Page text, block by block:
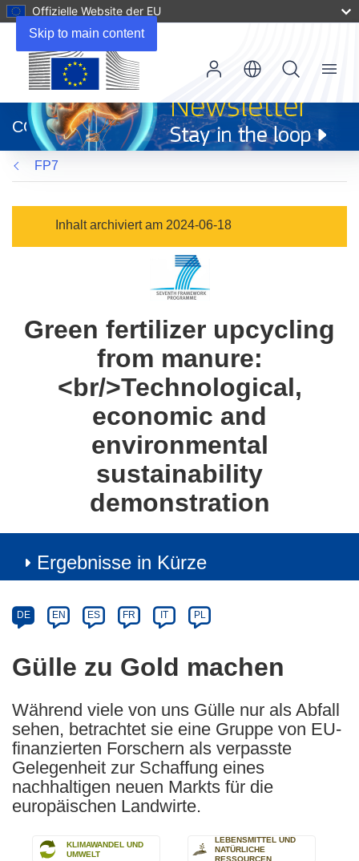
Skip to main content
Offizielle Website der EU
neuem
Fenster)
CORDIS
Menu
FP7
Inhalt archiviert am 2024-06-18
Green fertilizer upcycling
from manure:
<br/>Technological,
economic and
environmental
sustainability
demonstration
Ergebnisse in Kürze
Category
Article
available
the
languages:
DE EN ES FR IT PL
Gülle zu Gold machen
Während viele von uns Gülle nur als Abfall
sehen, betrachtet sie eine Gruppe von EU-
finanzierten Forschern als verpasste
Gelegenheit zur Schaffung eines
nachhaltigen neuen Markts für die
europäischen Landwirte.
KLIMAWANDEL UND
UMWELT
LEBENSMITTEL UND
NATÜRLICHE
RESSOURCEN